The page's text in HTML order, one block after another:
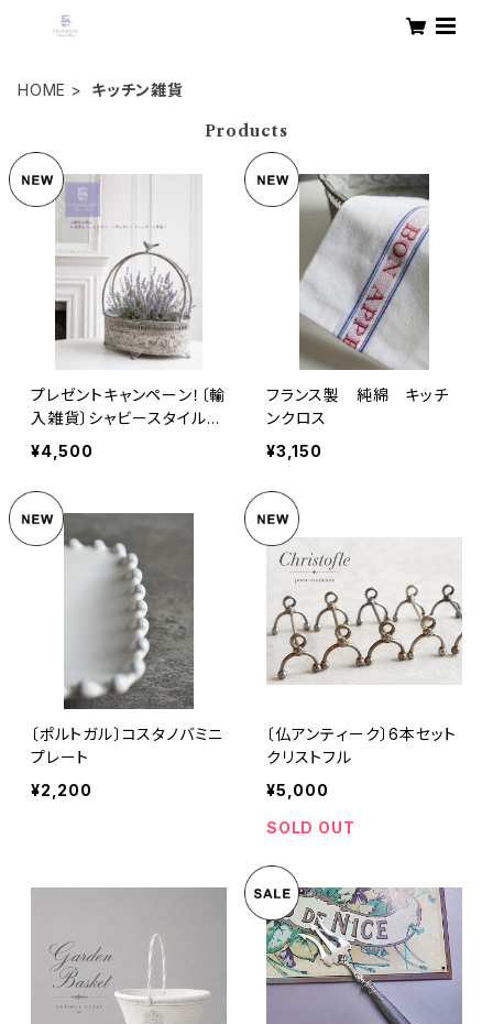
HOME キッチン雑貨
Products
プレゼントキャンペーン！〔輸
入雑貨〕シャビースタイル・
バードバスケット
¥4,500
フランス製 純綿 キッチ
ンクロス
¥3,150
〔ポルトガル〕コスタノバミニ
プレート
¥2,200
〔仏アンティーク〕6本セット
クリストフル
¥5,000
SOLD OUT